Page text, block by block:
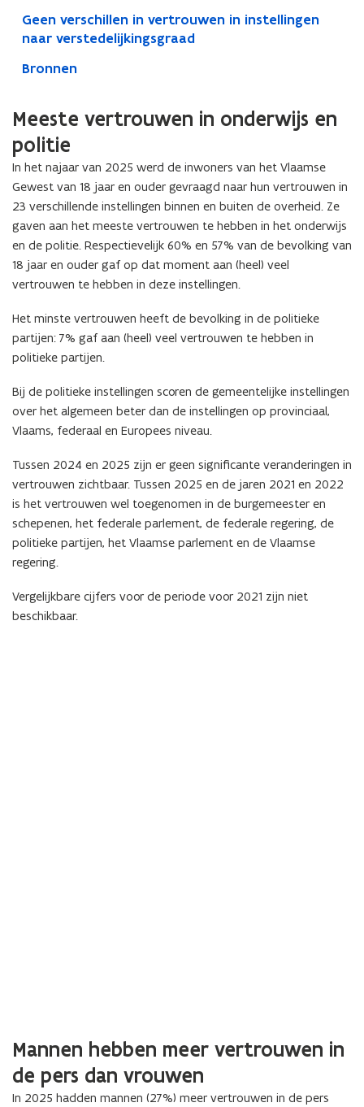
Geen verschillen in vertrouwen in instellingen
naar verstedelijkingsgraad
Bronnen
Meeste vertrouwen in onderwijs en
politie
In het najaar van 2025 werd de inwoners van het Vlaamse
Gewest van 18 jaar en ouder gevraagd naar hun vertrouwen in
23 verschillende instellingen binnen en buiten de overheid. Ze
gaven aan het meeste vertrouwen te hebben in het onderwijs
en de politie. Respectievelijk 60% en 57% van de bevolking van
18 jaar en ouder gaf op dat moment aan (heel) veel
vertrouwen te hebben in deze instellingen.
Het minste vertrouwen heeft de bevolking in de politieke
partijen: 7% gaf aan (heel) veel vertrouwen te hebben in
politieke partijen.
Bij de politieke instellingen scoren de gemeentelijke instellingen
over het algemeen beter dan de instellingen op provinciaal,
Vlaams, federaal en Europees niveau.
Tussen 2024 en 2025 zijn er geen significante veranderingen in
vertrouwen zichtbaar. Tussen 2025 en de jaren 2021 en 2022
is het vertrouwen wel toegenomen in de burgemeester en
schepenen, het federale parlement, de federale regering, de
politieke partijen, het Vlaamse parlement en de Vlaamse
regering.
Vergelijkbare cijfers voor de periode voor 2021 zijn niet
beschikbaar.
Mannen hebben meer vertrouwen in
de pers dan vrouwen
In 2025 hadden mannen (27%) meer vertrouwen in de pers